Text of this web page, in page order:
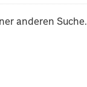
anderen Suche.